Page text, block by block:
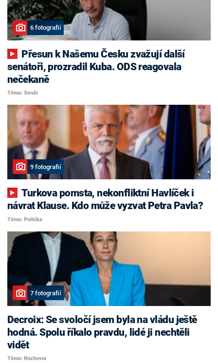
6 fotografií
senátoři, prozradil Kuba. ODS reagovala
nečekaně
Téma: Senát
9 fotografií
Turkova pomsta, nekonfliktní Havlíček i
návrat Klause. Kdo může vyzvat Petra Pavla?
Téma: Politika
7 fotografií
Decroix: Se svoločí jsem byla na vládu ještě
hodná. Spolu říkalo pravdu, lidé ji nechtěli
vidět
Téma: Rozhovor